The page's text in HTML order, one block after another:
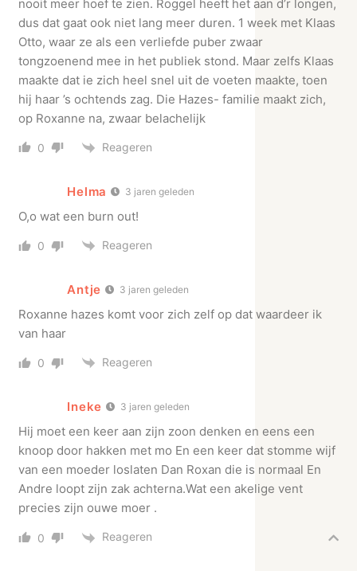
nooit meer hoef te zien. Roggel heeft het aan d’r longen,
dus dat gaat ook niet lang meer duren. 1 week met Klaas
Otto, waar ze als een verliefde puber zwaar
tongzoenend mee in het publiek stond. Maar zelfs Klaas
maakte dat ie zich heel snel uit de voeten maakte, toen
hij haar ’s ochtends zag. Die Hazes- familie maakt zich,
op Roxanne na, zwaar belachelijk
0 Reageren
Helma 3 jaren geleden
O,o wat een burn out!
0 Reageren
Antje 3 jaren geleden
Roxanne hazes komt voor zich zelf op dat waardeer ik
van haar
0 Reageren
Ineke 3 jaren geleden
Hij moet een keer aan zijn zoon denken en eens een
knoop door hakken met mo En een keer dat stomme wijf
van een moeder loslaten Dan Roxan die is normaal En
Andre loopt zijn zak achterna.Wat een akelige vent
precies zijn ouwe moer .
0 Reageren